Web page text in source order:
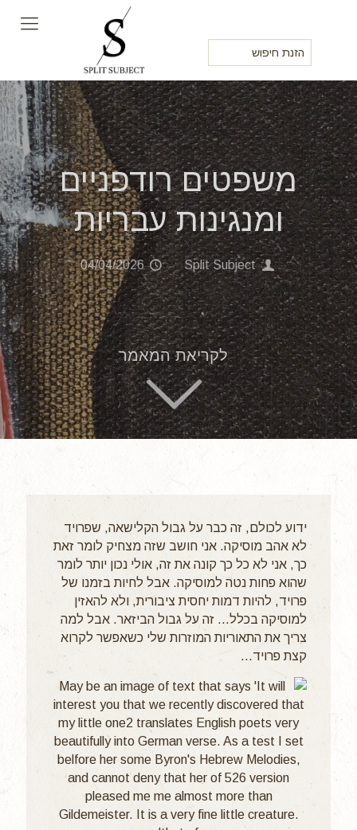
משפטים רודפניים
ומנגינות עבריות
Split Subject
04/04/2026
ידוע לכולם, זה כבר על גבול הקלישאה, שפרויד
לא אהב מוסיקה. אני חושב שזה מצחיק לומר זאת
כך, אני לא כל כך קונה את זה, אולי נכון יותר לומר
שהוא פחות נטה למוסיקה. אבל לחיות בזמנו של
פרויד, להיות דמות יחסית ציבורית, ולא להאזין
למוסיקה בכלל... זה על גבול הביזאר. אבל למה
צריך את התאוריות המוזרות שלי כשאפשר לקרוא
קצת פרויד...